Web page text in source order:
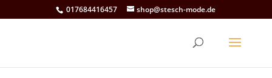
017684416457 shop@stesch-mode.de